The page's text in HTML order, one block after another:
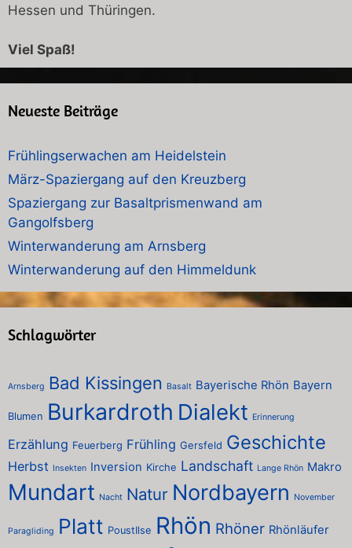
Hessen und Thüringen.
Viel Spaß!
Neueste Beiträge
Frühlingserwachen am Heidelstein
März-Spaziergang auf den Kreuzberg
Spaziergang zur Basaltprismenwand am
Gangolfsberg
Winterwanderung am Arnsberg
Winterwanderung auf den Himmeldunk
Schlagwörter
Arnsberg Bad Kissingen Basalt Bayerische Rhön Bayern
Blumen Burkardroth Dialekt Erinnerung
Erzählung Feuerberg Frühling Gersfeld Geschichte
Herbst Insekten Inversion Kirche Landschaft Lange Rhön Makro
Mundart Nacht Natur Nordbayern November
Paragliding Platt PoustIlse Rhön Rhöner Rhönläufer